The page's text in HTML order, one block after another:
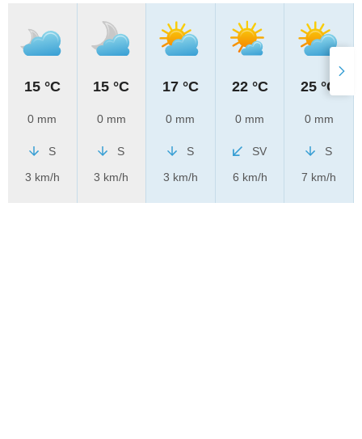
15 °C
0 mm
S
3 km/h
15 °C
0 mm
S
3 km/h
17 °C
0 mm
S
3 km/h
22 °C
0 mm
SV
6 km/h
25 °C
0 mm
S
7 km/h